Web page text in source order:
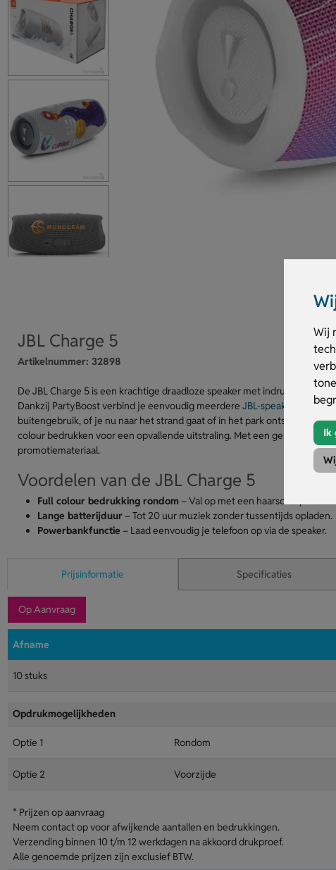
Wij
Ik
JBL Charge 5
Artikelnummer: 32898
De JBL Charge 5 is een krachtige draadloze speaker met
Dankzij PartyBoost verbind je eenvoudig meerdere JBL-speakers
voor
buitengebruik, of je nu naar het strand gaat of in het park ontspant.
colour bedrukken voor een opvallende uitstraling. Met een
promotiemateriaal.
Voordelen van de JBL Charge 5
Full colour bedrukking rondom – Val op met een haarscherpe
Lange batterijduur– Tot 20 uur muziek zonder tussentijds opladen.
Powerbankfunctie– Laad eenvoudig je telefoon op via de speaker.
Prijsinformatie Specificaties
Op Aanvraag
Afname
10 stuks
Opdrukmogelijkheden
Optie 1 Rondom
Optie 2 Voorzijde
* Prijzen op aanvraag
Neem contact op voor afwijkende aantallen en bedrukkingen.
Verzending binnen 10 t/m 12 werkdagen na akkoord drukproef.
Alle genoemde prijzen zijn exclusief BTW.